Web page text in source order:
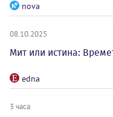
nova
08.10.2025
Мит или истина:
edna
3 часа